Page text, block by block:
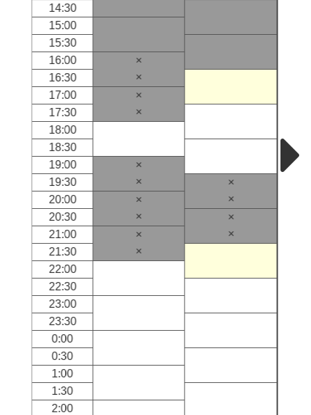
14:30
15:00
15:30
16:00
×
16:30
×
17:00
×
17:30
×
18:00
18:30
19:00
×
19:30
×
×
20:00
×
×
20:30
×
×
21:00
×
×
21:30
×
22:00
22:30
23:00
23:30
0:00
0:30
1:00
1:30
2:00